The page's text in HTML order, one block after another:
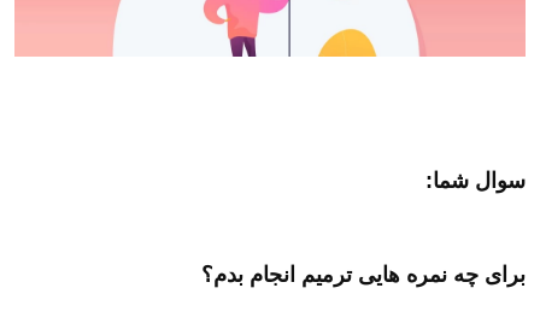
سوال شما:
برای چه نمره هایی ترمیم انجام بدم؟